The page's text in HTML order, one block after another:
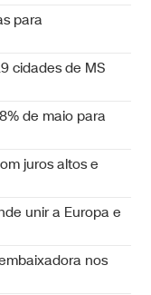
para
cidades de MS
de maio para
juros altos e
unir a Europa e
nos